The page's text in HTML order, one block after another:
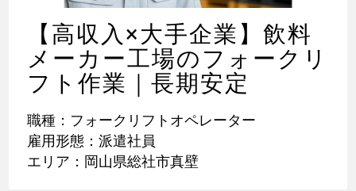
【高収入×大手企業】飲料
メーカー工場のフォークリ
フト作業｜長期安定
職種：フォークリフトオペレーター
雇用形態：派遣社員
エリア：岡山県総社市真壁